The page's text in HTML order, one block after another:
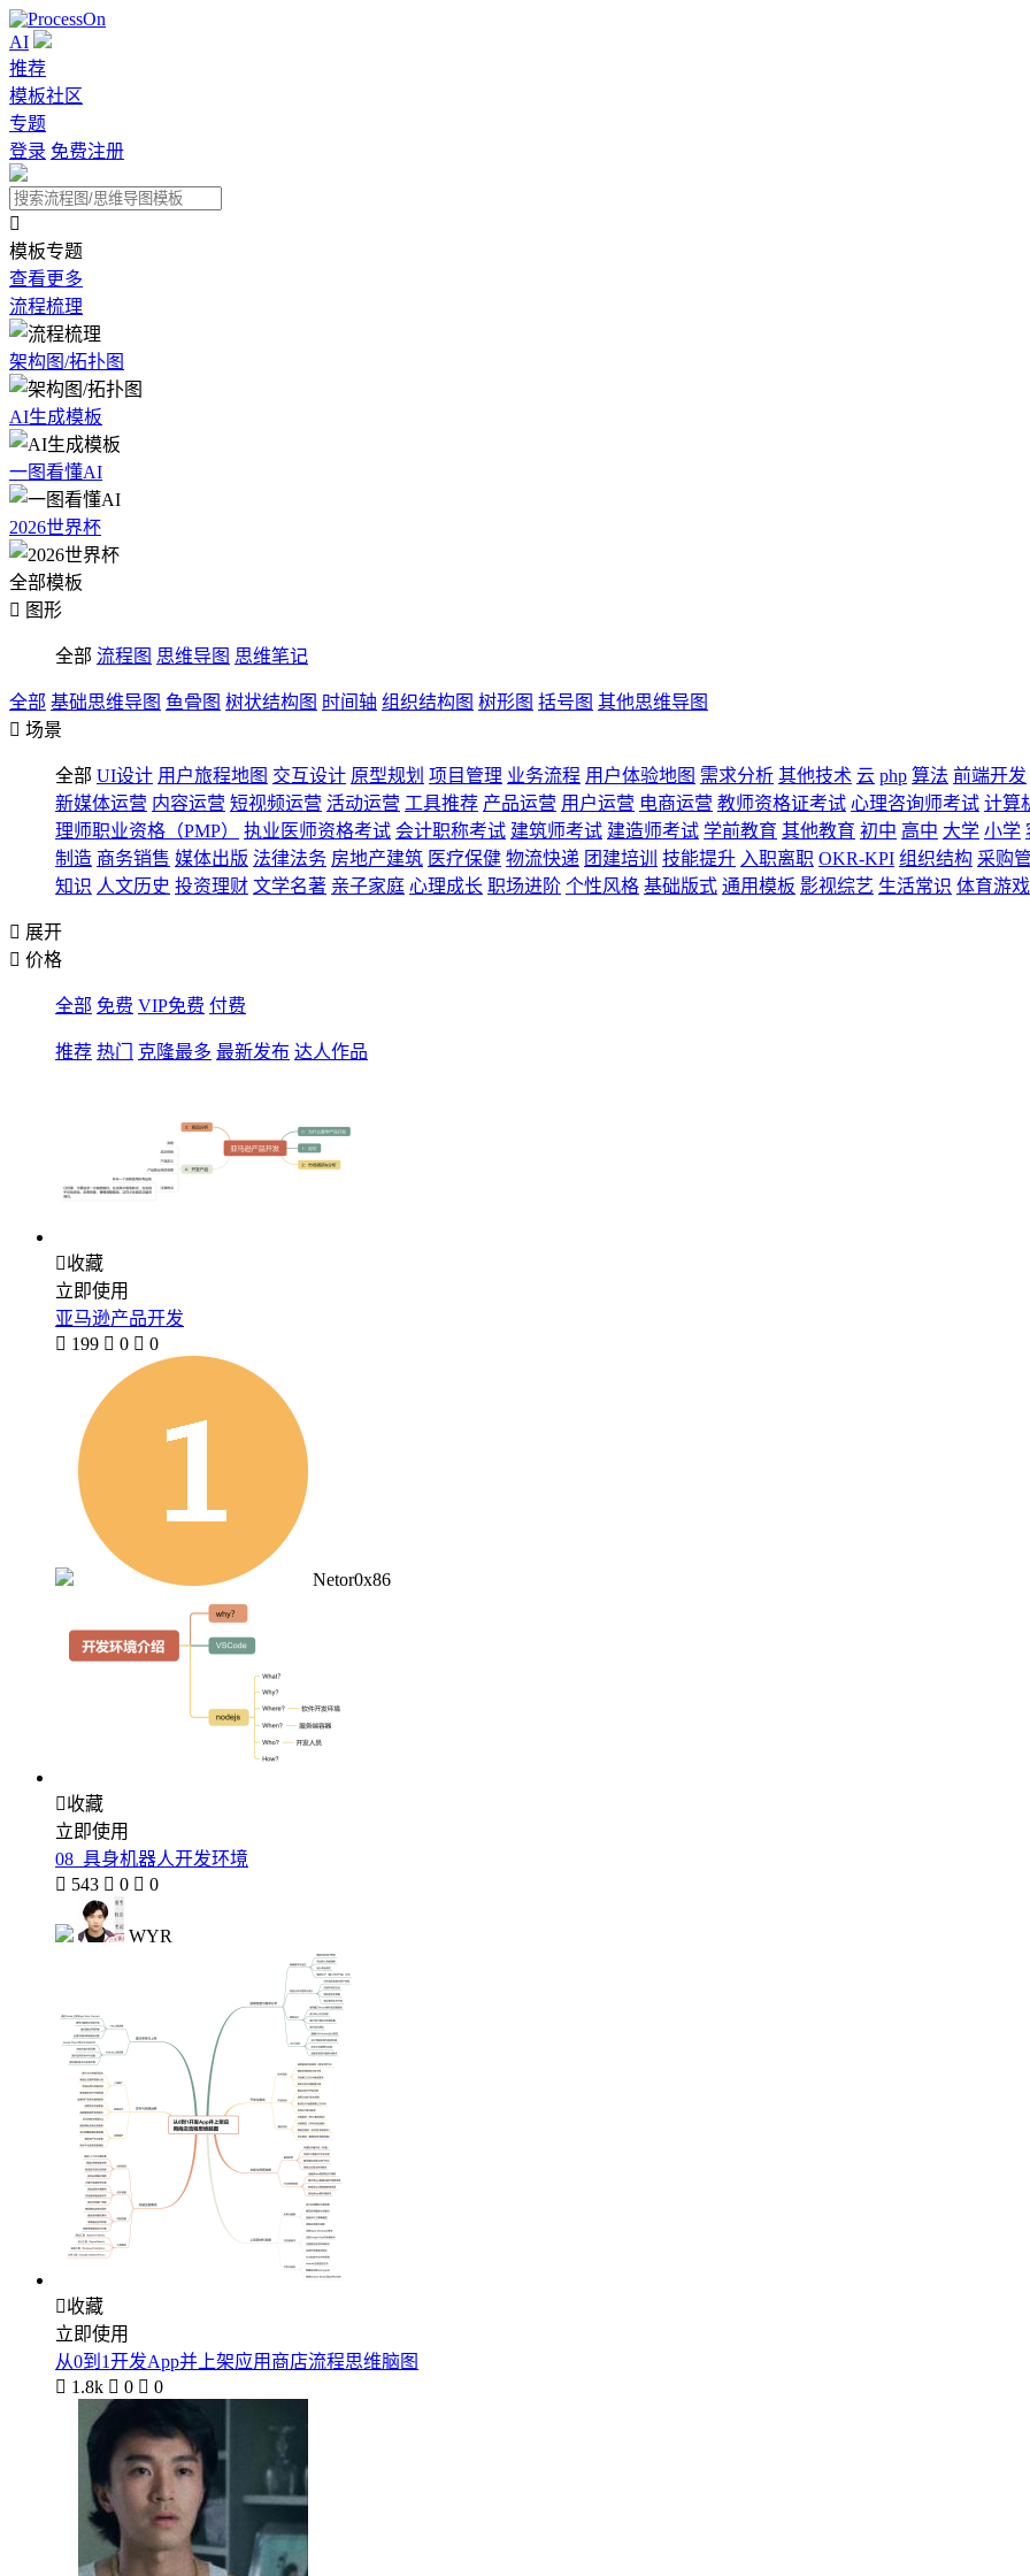
AI
推荐
模板社区
专题
登录 免费注册

模板专题
查看更多
流程梳理
架构图/拓扑图
AI生成模板
一图看懂AI
2026世界杯
全部模板
 图形
全部 流程图 思维导图 思维笔记
全部 基础思维导图 鱼骨图 树状结构图 时间轴 组织结构图 树形图 括号图 其他思维导图
 场景
全部 UI设计 用户旅程地图 交互设计 原型规划 项目管理 业务流程 用户体验地图 需求分析 其他技术 云 php 算法 前端开发
新媒体运营 内容运营 短视频运营 活动运营 工具推荐 产品运营 用户运营 电商运营 教师资格证考试 心理咨询师考试 计算
理师职业资格（PMP）
执业医师资格考试 会计职称考试 建筑师考试 建造师考试 学前教育 其他教育 初中 高中 大学 小学
制造 商务销售 媒体出版 法律法务 房地产建筑 医疗保健 物流快递 团建培训 技能提升 入职离职 OKR-KPI 组织结构 采购
知识 人文历史 投资理财 文学名著 亲子家庭 心理成长 职场进阶 个性风格 基础版式 通用模板 影视综艺 生活常识 体育游戏
 展开
 价格
全部 免费 VIP免费 付费
推荐 热门 克隆最多 最新发布 达人作品
收藏
立即使用
亚马逊产品开发
 199  0  0
Netor0x86
收藏
立即使用
08_具身机器人开发环境
 543  0  0
WYR
收藏
立即使用
从0到1开发App并上架应用商店流程思维脑图
 1.8k  0  0